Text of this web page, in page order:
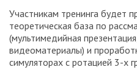
Участникам тренинга будет
теоретическая база по
(мультимедийная
видеоматериалы) и
симуляторах с ротацией 3-х